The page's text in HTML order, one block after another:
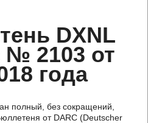
DXNL
2103 от
года
полный, без сокращений,
от DARC (Deutscher